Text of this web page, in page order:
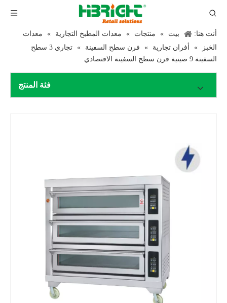
أنت هنا: بيت » منتجات » معدات المطبخ التجارية »
معدات
الخبز
» أفران تجارية » فرن سطح السفينة »
تجاري 3 سطح
السفينة 9 صينية فرن سطح السفينة الاقتصادي
فئة المنتج